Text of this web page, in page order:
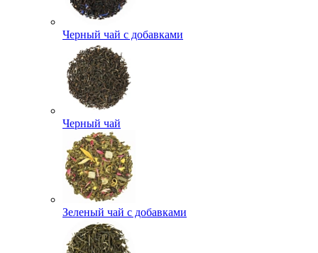
Черный чай с добавками
Черный чай
Зеленый чай с добавками